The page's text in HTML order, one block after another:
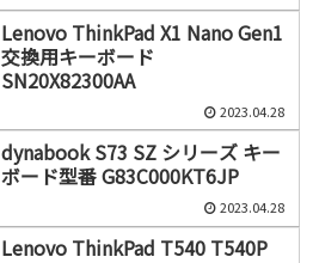
Lenovo ThinkPad X1 Nano Gen1
交換用キーボード
SN20X82300AA
2023.04.28
dynabook S73 SZ シリーズ キー
ボード型番 G83C000KT6JP
2023.04.28
Lenovo ThinkPad T540 T540P